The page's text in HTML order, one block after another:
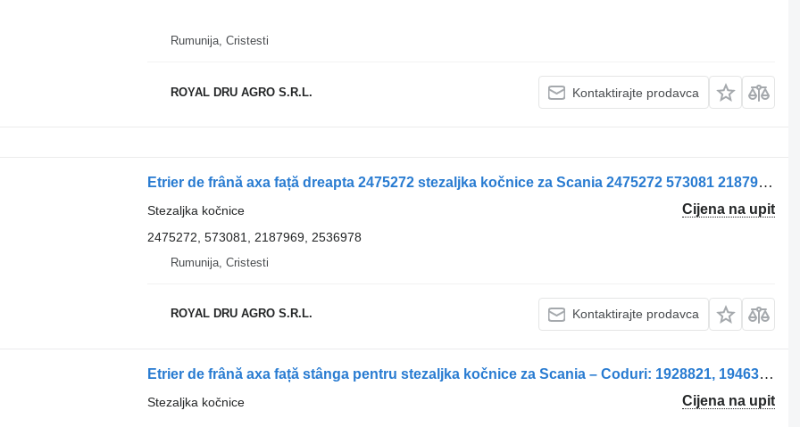
Rumunija, Cristesti
ROYAL DRU AGRO S.R.L. Kontaktirajte prodavca
Etrier de frână axa față dreapta 2475272 stezaljka kočnice za Scania 2475272 573081 2187969 2536978 kamiona
Cijena na upit
Stezaljka kočnice
2475272, 573081, 2187969, 2536978
Rumunija, Cristesti
ROYAL DRU AGRO S.R.L. Kontaktirajte prodavca
Etrier de frână axa față stânga pentru stezaljka kočnice za Scania – Coduri: 1928821, 1946327, 1756384, 1731226, 1746796, 1946306, 1903079 kamiona
Cijena na upit
Stezaljka kočnice